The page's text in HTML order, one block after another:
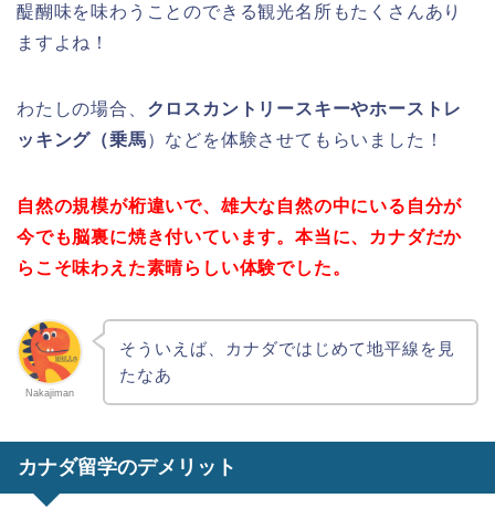
醍醐味を味わうことのできる観光名所もたくさんあり
ますよね！
わたしの場合、 クロスカントリースキーやホーストレ
ッキング（乗馬）などを体験させてもらいました！
自然の規模が桁違いで、雄大な自然の中にいる自分が
今でも脳裏に焼き付いています。本当に、カナダだか
らこそ味わえた素晴らしい体験でした。
Nakajiman
そういえば、カナダではじめて地平線を見
たなあ
カナダ留学のデメリット